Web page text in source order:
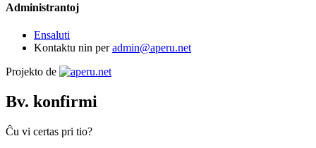
Administrantoj
Ensaluti
Kontaktu nin peradmin@aperu.net
Projekto de
Bv. konfirmi
Ĉu vi certas pri tio?